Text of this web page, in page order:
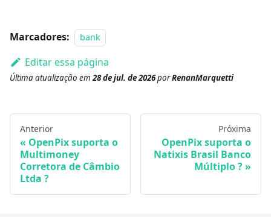
Marcadores: bank
Editar essa página
Última atualização em28 de jul. de 2026porRenanMarquetti
Anterior
OpenPix suporta o
Multimoney
Corretora de Câmbio
Ltda ?
Próxima
OpenPix suporta o
Natixis Brasil Banco
Múltiplo ?